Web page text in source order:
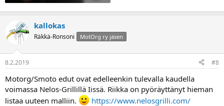
kallokas
Räkkä-Ronsoni MotOrg ry jäsen
8.2.2019 #8
Motorg/Smoto edut ovat edelleenkin tulevalla kaudella
voimassa Nelos-Grillillä Iissä. Riikka on pyöräyttänyt hieman
listaa uuteen malliin.
https://www.nelosgrilli.com/